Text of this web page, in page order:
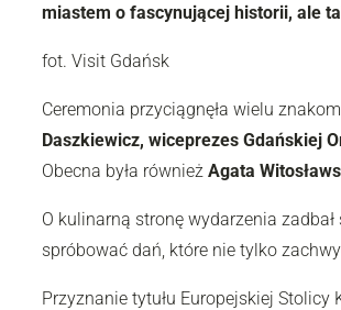
miastem o fascynującej historii, ale
fot. Visit Gdańsk
Ceremonia przyciągnęła wielu
Daszkiewicz, wiceprezes Gdańskiej
Obecna była również Agata
O kulinarną stronę wydarzenia zadbał
spróbować dań, które nie tylko
Przyznanie tytułu Europejskiej